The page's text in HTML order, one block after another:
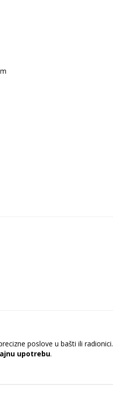
poslove u bašti ili radionici.
upotrebu.